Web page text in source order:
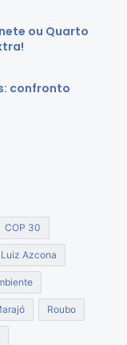
ou Quarto
confronto
COP 30
Azcona
Roubo